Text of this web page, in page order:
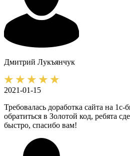
Дмитрий Лукъянчук
2021-01-15
Требовалась доработка сайта на
обратиться в Золотой код, ребята
быстро, спасибо вам!